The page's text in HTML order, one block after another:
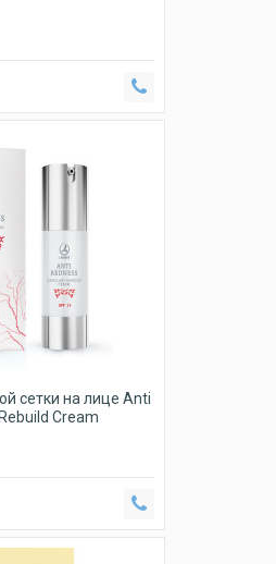
сетки на лице Anti
Cream